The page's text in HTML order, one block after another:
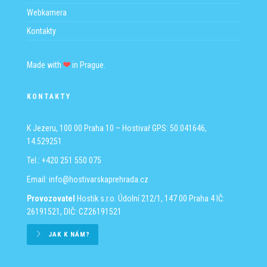
Webkamera
Kontakty
Made with in Prague.
KONTAKTY
K Jezeru, 100 00 Praha 10 – HostivařGPS: 50.041646,
14.529251
Tel.: +420 251 550 075
Email: info@hostivarskaprehrada.cz
Provozovatel
Hostik s.r.o. Údolní 212/1, 147 00 Praha 4 IČ:
26191521, DIČ: CZ26191521
JAK K NÁM?